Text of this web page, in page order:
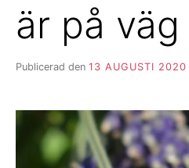
är på
Publicerad den 13 AUGUSTI 2020